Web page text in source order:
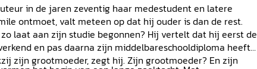
in de jaren zeventig haar medestudent en latere
ontmoet, valt meteen op dat hij ouder is dan de rest.
laat aan zijn studie begonnen? Hij vertelt dat hij eerst de
en pas daarna zijn middelbareschooldiploma heeft
zijn grootmoeder, zegt hij. Zijn grootmoeder? En zijn